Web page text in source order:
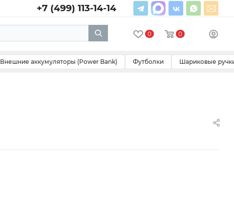
+7 (499) 113-14-14
0 0
Внешние аккумуляторы (Power Bank) Футболки Шариковые